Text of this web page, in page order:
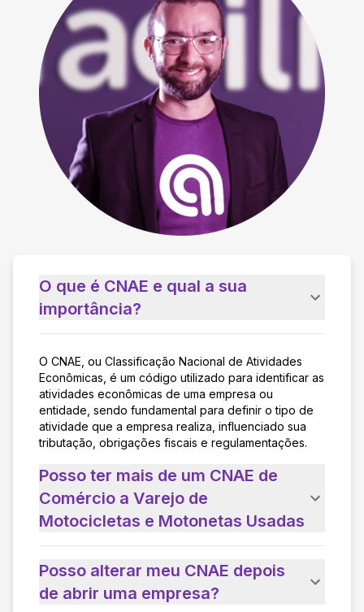
O que é CNAE e qual a sua
importância?
O CNAE, ou Classificação Nacional de Atividades
Econômicas, é um código utilizado para identificar as
atividades econômicas de uma empresa ou
entidade, sendo fundamental para definir o tipo de
atividade que a empresa realiza, influenciado sua
tributação, obrigações fiscais e regulamentações.
Posso ter mais de um CNAE de
Comércio a Varejo de
Motocicletas e Motonetas Usadas
Posso alterar meu CNAE depois
de abrir uma empresa?